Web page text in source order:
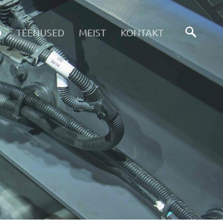
TEENUSED MEIST KONTAKT